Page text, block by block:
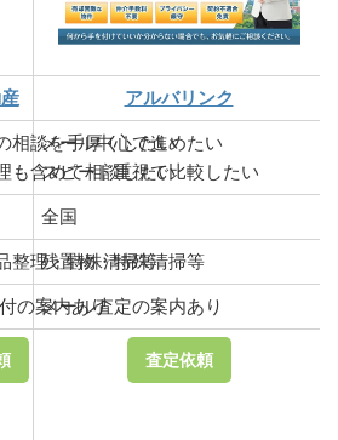
アルバリンク
相談を手厚くしたい
も含めて相談したい
メール中心で進めたい
スピード重視で比較したい
全国
整理・特殊清掃等
残置物・特殊清掃等
の案内あり
メール査定の案内あり
査定依頼